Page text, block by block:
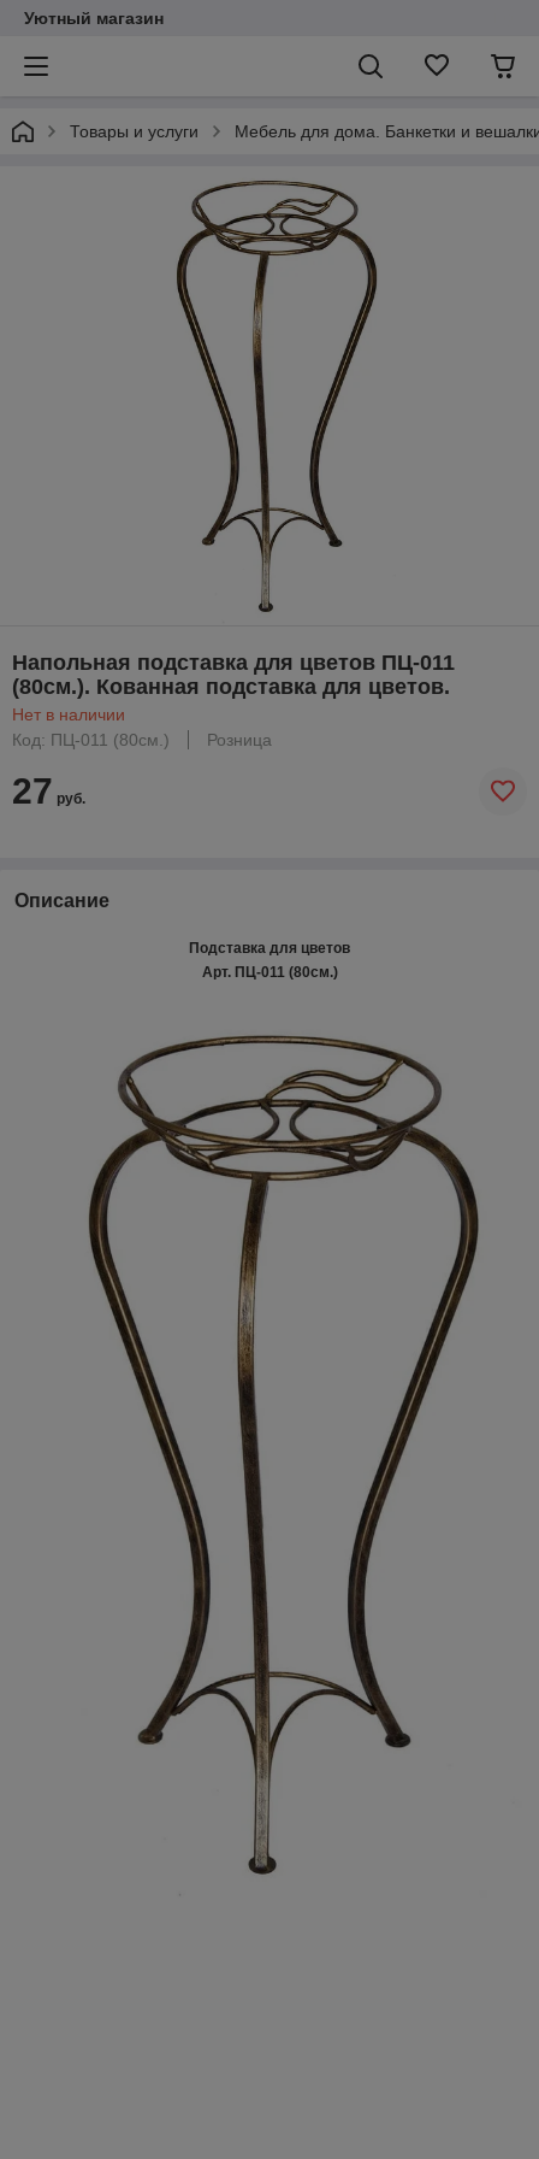
Уютный магазин
Товары и услуги Мебель для дома. Банкетки и
Напольная подставка для цветов ПЦ-011
(80см.). Кованная подставка для цветов.
Нет в наличии
Код: ПЦ-011 (80см.)
Розница
27 руб.
Описание
Подставка для цветов
Арт. ПЦ-011 (80см.)